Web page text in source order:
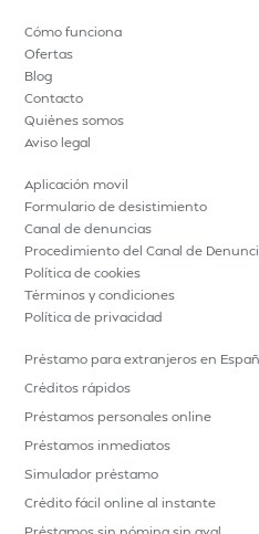
Cómo funciona
Ofertas
Blog
Contacto
Quiénes somos
Aviso legal
Aplicación movil
Formulario de desistimiento
Canal de denuncias
Procedimiento del Canal de
Política de cookies
Términos y condiciones
Política de privacidad
Préstamo para extranjeros en
Créditos rápidos
Préstamos personales online
Préstamos inmediatos
Simulador préstamo
Crédito fácil online al instante